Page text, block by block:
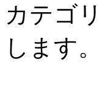
カテゴ
します。